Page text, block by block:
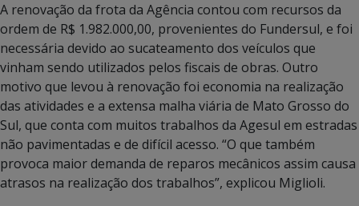
A renovação da frota da Agência contou com recursos da
ordem de R$ 1.982.000,00, provenientes do Fundersul, e foi
necessária devido ao sucateamento dos veículos que
vinham sendo utilizados pelos fiscais de obras. Outro
motivo que levou à renovação foi economia na realização
das atividades e a extensa malha viária de Mato Grosso do
Sul, que conta com muitos trabalhos da Agesul em estradas
não pavimentadas e de difícil acesso. “O que também
provoca maior demanda de reparos mecânicos assim causa
atrasos na realização dos trabalhos”, explicou Miglioli.